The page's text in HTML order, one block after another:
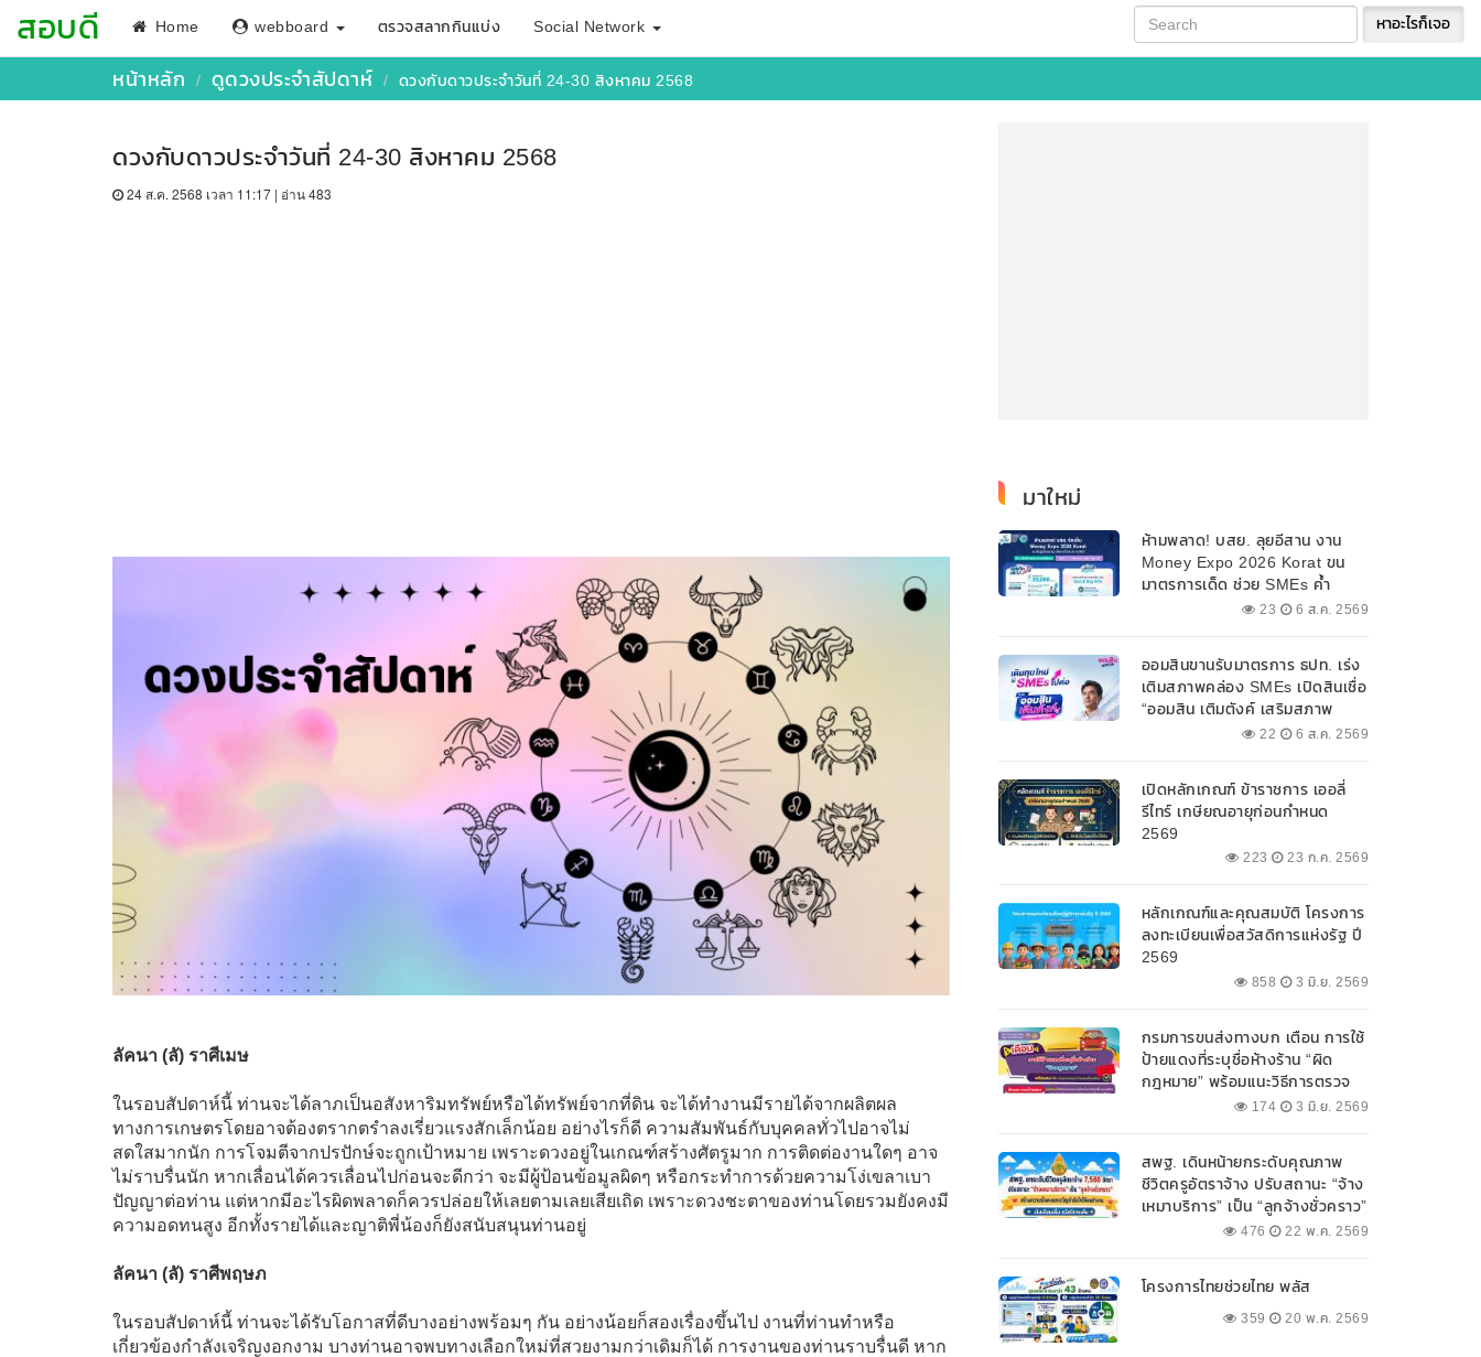
สอบดี Home webboard ตรวจสลากกินแบ่ง Social Network หาอะไรก็เจอ
หน้าหลัก ดูดวงประจำสัปดาห์ ดวงกับดาวประจำวันที่ 24-30 สิงหาคม 2568
ดวงกับดาวประจำวันที่ 24-30 สิงหาคม 2568
24 ส.ค. 2568 เวลา 11:17 | อ่าน 483
ลัคนา (ลั) ราศีเมษ
ในรอบสัปดาห์นี้ ท่านจะได้ลาภเป็นอสังหาริมทรัพย์หรือได้ทรัพย์จากที่ดิน จะได้ทำงานมีรายได้จากผลิตผล
ทางการเกษตรโดยอาจต้องตรากตรำลงเรี่ยวแรงสักเล็กน้อย อย่างไรก็ดี ความสัมพันธ์กับบุคคลทั่วไปอาจไม่
สดใสมากนัก การโจมตีจากปรปักษ์จะถูกเป้าหมาย เพราะดวงอยู่ในเกณฑ์สร้างศัตรูมาก การติดต่องานใดๆ อาจ
ไม่ราบรื่นนัก หากเลื่อนได้ควรเลื่อนไปก่อนจะดีกว่า จะมีผู้ป้อนข้อมูลผิดๆ หรือกระทำการด้วยความโง่เขลาเบา
ปัญญาต่อท่าน แต่หากมีอะไรผิดพลาดก็ควรปล่อยให้เลยตามเลยเสียเถิด เพราะดวงชะตาของท่านโดยรวมยังคงมี
ความอดทนสูง อีกทั้งรายได้และญาติพี่น้องก็ยังสนับสนุนท่านอยู่
ลัคนา (ลั) ราศีพฤษภ
ในรอบสัปดาห์นี้ ท่านจะได้รับโอกาสที่ดีบางอย่างพร้อมๆ กัน อย่างน้อยก็สองเรื่องขึ้นไป งานที่ท่านทำหรือ
เกี่ยวข้องกำลังเจริญงอกงาม บางท่านอาจพบทางเลือกใหม่ที่สวยงามกว่าเดิมก็ได้ การงานของท่านราบรื่นดี หาก
มาใหม่
ห้ามพลาด! บสย. ลุยอีสาน งาน
Money Expo 2026 Korat ขน
มาตรการเด็ด ช่วย SMEs ค้ำ
ประกันสินเชื่อ-แก้หนี้ 7-9 ส.ค. 69
23 6 ส.ค. 2569
ออมสินขานรับมาตรการ ธปท. เร่ง
เติมสภาพคล่อง SMEs เปิดสินเชื่อ
“ออมสิน เติมตังค์ เสริมสภาพ
คล่อง” วงเงินรวม 2,000
วงเงินกู้สูงสุด 100% ของหลัก
ประกัน ผ่อนนานสูงสุด 10 ปี
22 6 ส.ค. 2569
เปิดหลักเกณฑ์ ข้าราชการ เออลี่
รีไทร์ เกษียณอายุก่อนกำหนด
2569
223 23 ก.ค. 2569
หลักเกณฑ์และคุณสมบัติ โครงการ
ลงทะเบียนเพื่อสวัสดิการแห่งรัฐ ปี
2569
858 3 มิ.ย. 2569
กรมการขนส่งทางบก เตือน การใช้
ป้ายแดงที่ระบุชื่อห้างร้าน “ผิด
กฎหมาย” พร้อมแนะวิธีการตรวจ
สอบป้ายแดงที่ถูกต้อง
174 3 มิ.ย. 2569
สพฐ. เดินหน้ายกระดับคุณภาพ
ชีวิตครูอัตราจ้าง ปรับสถานะ “จ้าง
เหมาบริการ” เป็น “ลูกจ้างชั่วคราว”
476 22 พ.ค. 2569
โครงการไทยช่วยไทย พลัส
359 20 พ.ค. 2569